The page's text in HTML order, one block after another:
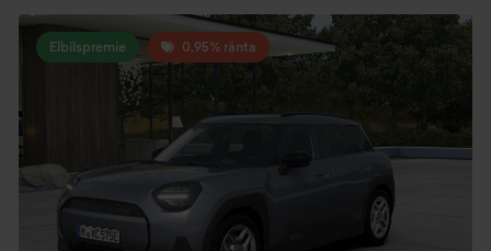
Elbilspremie 0,95% ränta